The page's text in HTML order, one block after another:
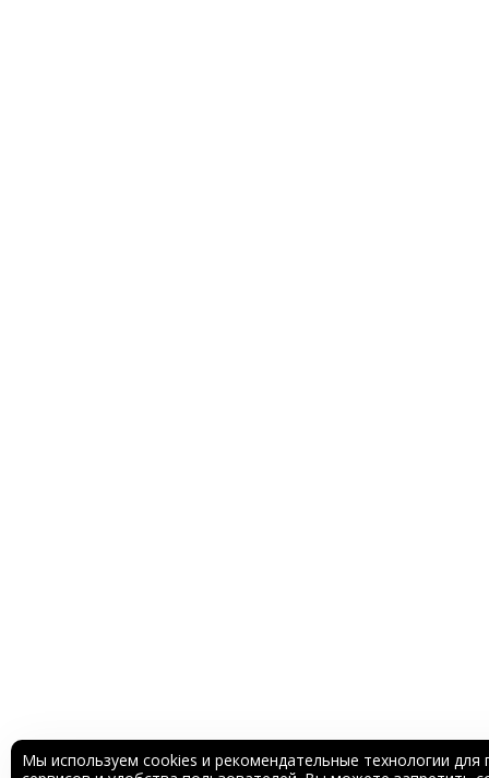
Мы используем cookies и рекомендательные технологии для